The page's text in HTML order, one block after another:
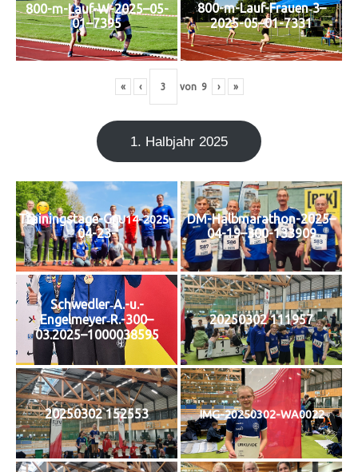
800-m-Lauf-W-2025–05-
01–7395
800-m-Lauf-Frauen‑3–
2025-05–01-7331
« ‹ von 9 › »
1. Halb­jahr 2025
Trainingstage-Gr.U14-2025–
04-23-
DM-Halbmarathon-2025–
04-19–300-133909
Schwedler‑A.-u.-
Engelmeyer‑R.-300–
03.2025–1000038595
20250302 111957
20250302 152553 IMG-20250302-WA0022